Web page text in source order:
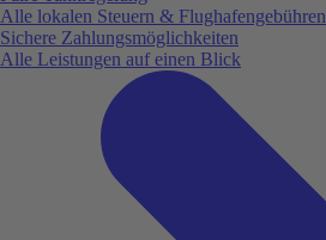
Alle lokalen Steuern & Flughafengebühren
Sichere Zahlungsmöglichkeiten
Alle Leistungen auf einen Blick